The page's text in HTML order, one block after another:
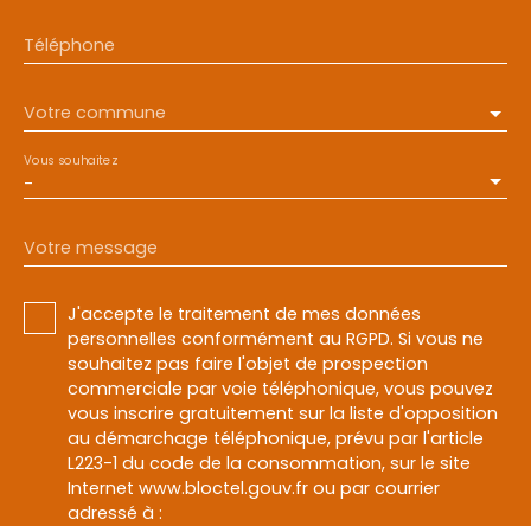
Téléphone
Votre commune
-
Vous souhaitez
Votre message
J'accepte le traitement de mes données
personnelles conformément au RGPD. Si vous ne
souhaitez pas faire l'objet de prospection
commerciale par voie téléphonique, vous pouvez
vous inscrire gratuitement sur la liste d'opposition
au démarchage téléphonique, prévu par l'article
L223-1 du code de la consommation, sur le site
Internet www.bloctel.gouv.fr ou par courrier
adressé à :